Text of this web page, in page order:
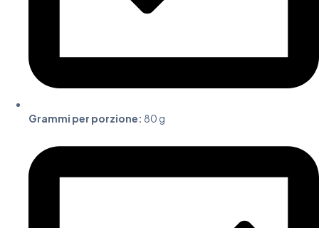
Grammi per porzione: 80 g